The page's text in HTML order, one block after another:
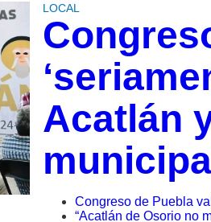
LOCAL
Acatlán
Congreso de Puebla
“Acatlán de Osorio no